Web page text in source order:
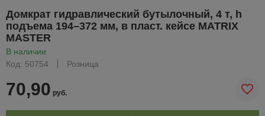
Домкрат гидравлический бутылочный, 4 т, h
подъема 194–372 мм, в пласт. кейсе MATRIX
MASTER
В наличии
Код: 50754
Розница
70,90 руб.